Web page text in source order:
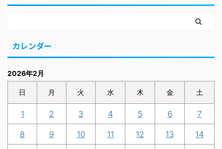
カレンダー
2026年2月
日 月 火 水 木 金 土
1 2 3 4 5 6 7
8 9 10 11 12 13 14